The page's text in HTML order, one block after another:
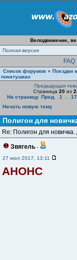
Велодвижение,
Полная версия
FAQ
Список форумов » Поездки
покатушках
Предыдущая
Страница 20 из
На страницу Пред. 1 17
Начать новую тему
Полигон для
Re: Полигон для
Звягель -
27 июл 2017, 13:11
АНОНС